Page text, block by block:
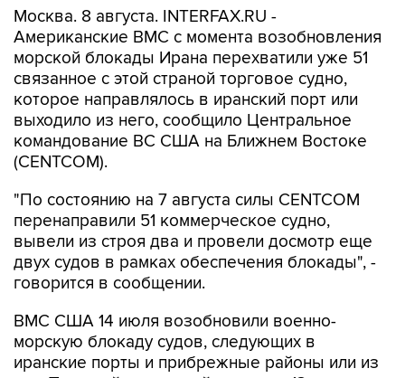
морской блокады Ирана перехватили уже 51
связанное с этой страной торговое судно,
которое направлялось в иранский порт или
выходило из него, сообщило Центральное
командование ВС США на Ближнем Востоке
(CENTCOM).
"По состоянию на 7 августа силы CENTCOM
вывели из строя два и провели досмотр еще
двух судов в рамках обеспечения блокады", -
говорится в сообщении.
ВМС США 14 июля возобновили военно-
иранские порты и прибрежные районы или из
них. Прежний режим действовал с 13 апреля по
18 июня.